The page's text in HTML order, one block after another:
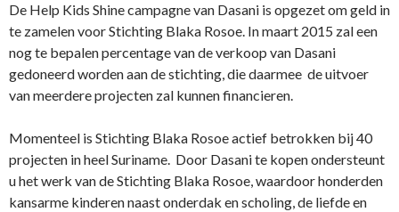
De Help Kids Shine campagne van Dasani is opgezet om geld in
te zamelen voor Stichting Blaka Rosoe. In maart 2015 zal een
nog te bepalen percentage van de verkoop van Dasani
gedoneerd worden aan de stichting, die daarmee de uitvoer
van meerdere projecten zal kunnen financieren.
Momenteel is Stichting Blaka Rosoe actief betrokken bij 40
projecten in heel Suriname. Door Dasani te kopen ondersteunt
u het werk van de Stichting Blaka Rosoe, waardoor honderden
kansarme kinderen naast onderdak en scholing, de liefde en